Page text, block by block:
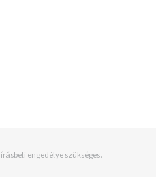
engedélye szükséges.